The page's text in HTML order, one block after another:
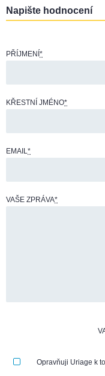
Napište hodnocení
PŘÍJMENÍ *
KŘESTNÍ JMÉNO*
EMAIL*
VAŠE ZPRÁVA*
Opravňuji Uriage k